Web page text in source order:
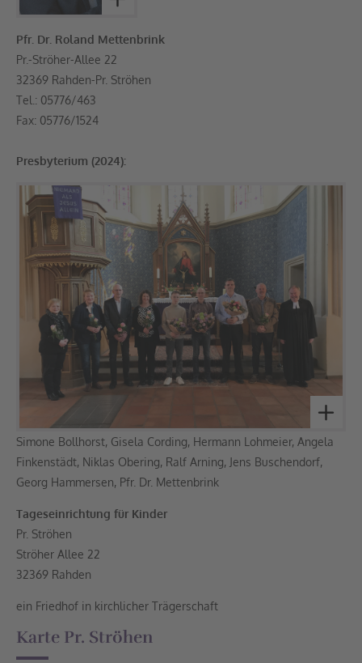
Pfr. Dr. Roland Mettenbrink
Pr.-Ströher-Allee 22
32369 Rahden-Pr. Ströhen
Tel.: 05776/463
Fax: 05776/1524
Presbyterium (2024):
Simone Bollhorst, Gisela Cording, Hermann Lohmeier, Angela
Finkenstädt, Niklas Obering, Ralf Arning, Jens Buschendorf,
Georg Hammersen, Pfr. Dr. Mettenbrink
Tageseinrichtung für Kinder
Pr. Ströhen
Ströher Allee 22
32369 Rahden
ein Friedhof in kirchlicher Trägerschaft
Karte Pr. Ströhen